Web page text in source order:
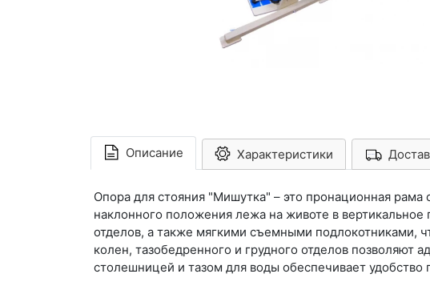
Описание Характеристики Арконт-Мед
Опора для стояния "Мишутка" – это пронационная рама
наклонного положения лежа на животе в
отделов, а также мягкими съемными подлокотниками,
колен, тазобедренного и грудного отделов позволяют
столешницей и тазом для воды обеспечивает